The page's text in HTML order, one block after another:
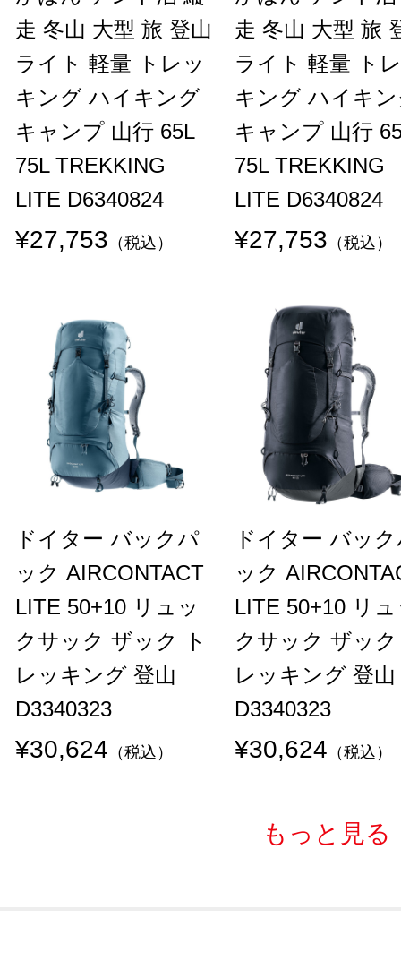
走 冬山 大型 旅 登山
ライト 軽量 トレッ
キング ハイキング
キャンプ 山行 65L
75L TREKKING
LITE D6340824
¥27,753 （税込）
走 冬山 大型 旅
ライト 軽量 ト
キング ハイキ
キャンプ 山行
75L TREKKING
LITE D6340824
¥27,753 （税込）
ドイター バックパ
ック AIRCONTACT
LITE 50+10 リュッ
クサック ザック ト
レッキング 登山
D3340323
¥30,624 （税込）
ドイター バッ
ック
LITE 50+10 リ
クサック ザッ
レッキング 登山
D3340323
¥30,624 （税込）
もっと見る